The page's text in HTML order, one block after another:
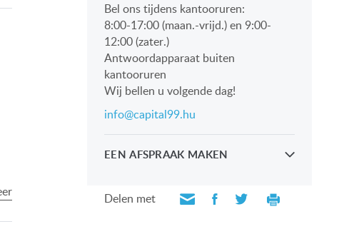
Bel ons tijdens kantooruren:
8:00-17:00 (maan.-vrijd.) en 9:00-
12:00 (zater.)
Antwoordapparaat buiten
kantooruren
Wij bellen u volgende dag!
info@capital99.hu
EEN AFSPRAAK MAKEN
professionals
Delen met